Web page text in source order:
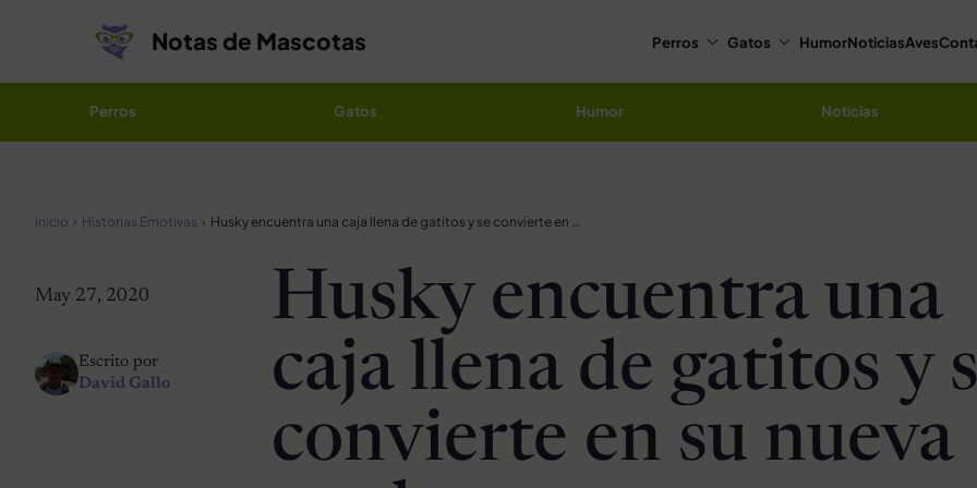
Notas de Mascotas Perros Gatos HumorNoticiasAves
Perros Gatos Humor Noticias
Inicio Historias Emotivas Husky encuentra una caja llena de gatitos y se convierte en su nueva madre
May 27, 2020
Escrito por
David Gallo
Husky encuentra una
caja llena de gatitos y
convierte en su nueva